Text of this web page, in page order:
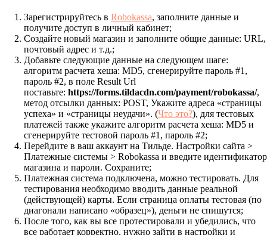
Зарегистрируйтесь в Robokassa, заполните данные и
получите доступ в личный кабинет;
Создайте новый магазин и заполните общие данные: URL,
почтовый адрес и т.д.;
Добавьте следующие данные на следующем шаге:
алгоритм расчета хеша: MD5, сгенерируйте пароль #1,
пароль #2, в поле Result Url
поставьте: https://forms.tildacdn.com/payment/robokassa/,
метод отсылки данных: POST, Укажите адреса «страницы
успеха» и «страницы неудачи». (Что это?), для тестовых
платежей также укажите алгоритм расчета хеша: MD5 и
сгенерируйте тестовой пароль #1, пароль #2;
Перейдите в ваш аккаунт на Тильде. Настройки сайта >
Платежные системы > Robokassa и введите идентификатор
магазина и пароли. Сохраните;
Платежная система подключена, можно тестировать. Для
тестирования необходимо вводить данные реальной
(действующей) карты. Если страница оплаты тестовая (по
диагонали написано «образец»), деньги не спишутся;
После того, как вы все протестировали и убедились, что
все работает корректно, нужно зайти в настройки и